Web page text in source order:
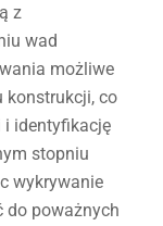
z
wad
możliwe
konstrukcji, co
i identyfikację
stopniu
wykrywanie
do poważnych